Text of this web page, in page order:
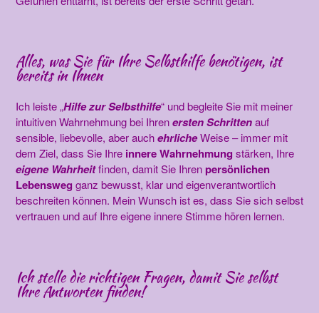
Alles, was Sie für Ihre Selbsthilfe benötigen, ist
bereits in Ihnen
Ich leiste „Hilfe zur Selbsthilfe“ und begleite Sie mit meiner
intuitiven Wahrnehmung bei Ihrenersten Schrittenauf
sensible, liebevolle, aber auchehrlicheWeise – immer mit
dem Ziel, dass Sie Ihre innere Wahrnehmung stärken, Ihre
eigene Wahrheitfinden, damit Sie Ihrenpersönlichen
Lebensweg ganz bewusst, klar und eigenverantwortlich
beschreiten können. Mein Wunsch ist es, dass Sie sich selbst
vertrauen und auf Ihre eigene innere Stimme hören lernen.
Ich stelle die richtigen Fragen, damit Sie selbst
Ihre Antworten finden!